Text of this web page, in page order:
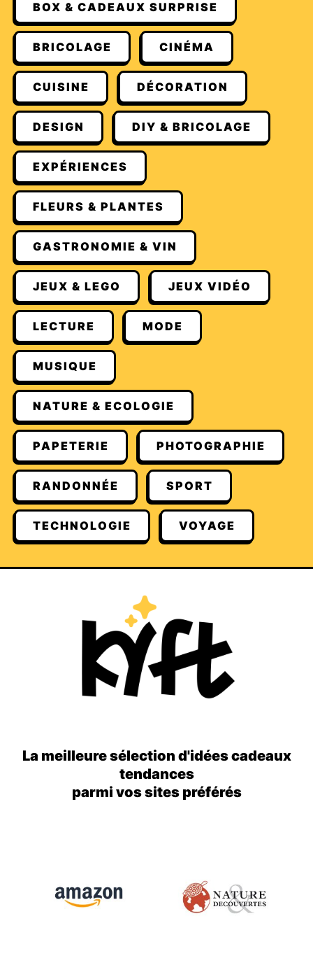
BOX & CADEAUX SURPRISE
BRICOLAGE CINÉMA
CUISINE DÉCORATION
DESIGN DIY & BRICOLAGE
EXPÉRIENCES
FLEURS & PLANTES
GASTRONOMIE & VIN
JEUX & LEGO JEUX VIDÉO
LECTURE MODE
MUSIQUE
NATURE & ECOLOGIE
PAPETERIE PHOTOGRAPHIE
RANDONNÉE SPORT
TECHNOLOGIE VOYAGE
La meilleure sélection d'idées cadeaux
tendances
parmi vos sites préférés